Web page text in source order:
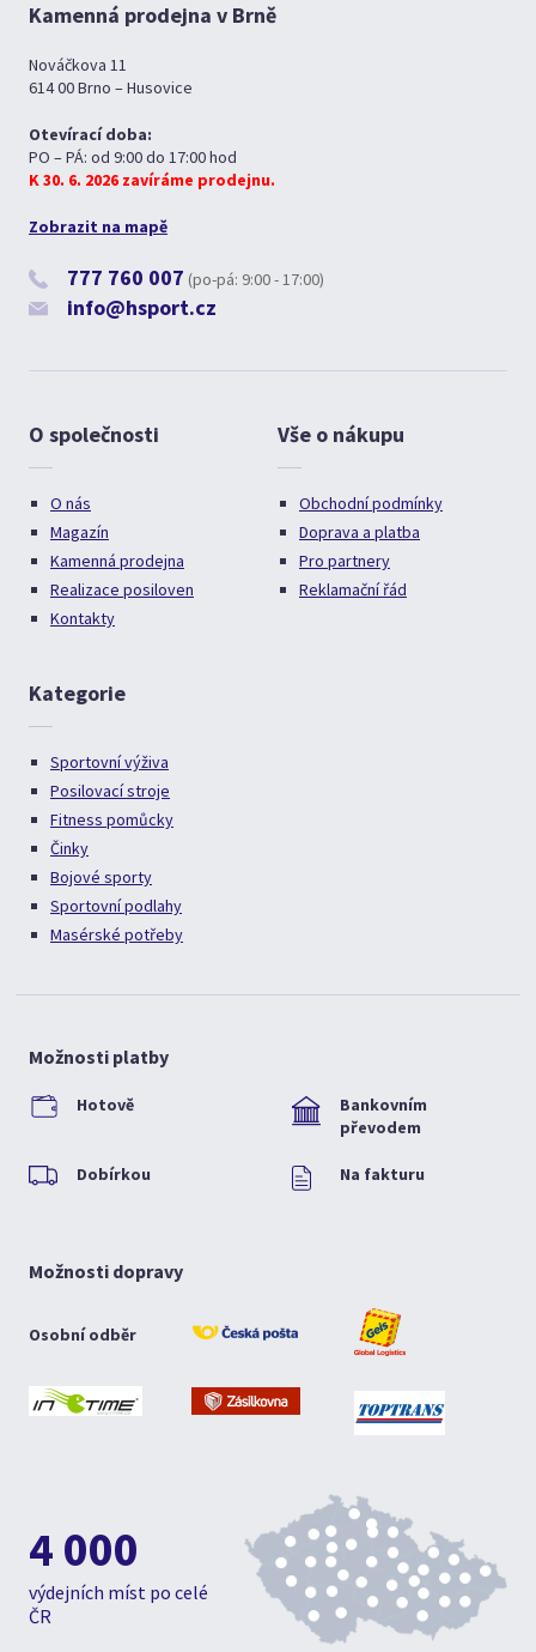
Kamenná prodejna v Brně
Nováčkova 11
614 00 Brno – Husovice
Otevírací doba:
PO – PÁ: od 9:00 do 17:00 hod
K 30. 6. 2026 zavíráme prodejnu.
Zobrazit na mapě
777 760 007 (po-pá: 9:00 - 17:00)
info@hsport.cz
O společnosti
O nás
Magazín
Kamenná prodejna
Realizace posiloven
Kontakty
Vše o nákupu
Obchodní podmínky
Doprava a platba
Pro partnery
Reklamační řád
Kategorie
Sportovní výživa
Posilovací stroje
Fitness pomůcky
Činky
Bojové sporty
Sportovní podlahy
Masérské potřeby
Možnosti platby
Hotově
Bankovním
převodem
Dobírkou Na fakturu
Možnosti dopravy
Osobní odběr
4 000
výdejních míst po celé
ČR